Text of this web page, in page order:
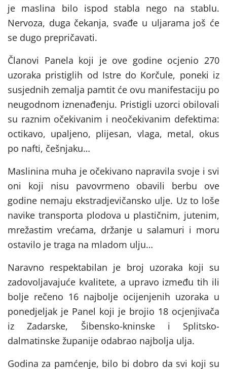
je maslina bilo ispod stabla nego na stablu.
Nervoza, duga čekanja, svađe u uljarama još će
se dugo prepričavati.
Članovi Panela koji je ove godine ocjenio 270
uzoraka pristiglih od Istre do Korčule, poneki iz
susjednih zemalja pamtit će ovu manifestaciju po
neugodnom iznenađenju. Pristigli uzorci obilovali
su raznim očekivanim i neočekivanim defektima:
octikavo, upaljeno, plijesan, vlaga, metal, okus
po nafti, češnjaku…
Maslinina muha je očekivano napravila svoje i svi
oni koji nisu pavovrmeno obavili berbu ove
godine nemaju ekstradjevičansko ulje. Uz to loše
navike transporta plodova u plastičnim, jutenim,
mrežastim vrećama, držanje u salamuri i moru
ostavilo je traga na mladom ulju…
Naravno respektabilan je broj uzoraka koji su
zadovoljavajuće kvalitete, a upravo između tih ili
bolje rečeno 16 najbolje ocijenjenih uzoraka u
ponedjeljak je Panel koji je brojio 18 ocjenjivača
iz Zadarske, Šibensko-kninske i Splitsko-
dalmatinske županije odabrao najbolja ulja.
Godina za pamćenje, bilo bi dobro da svi koji su